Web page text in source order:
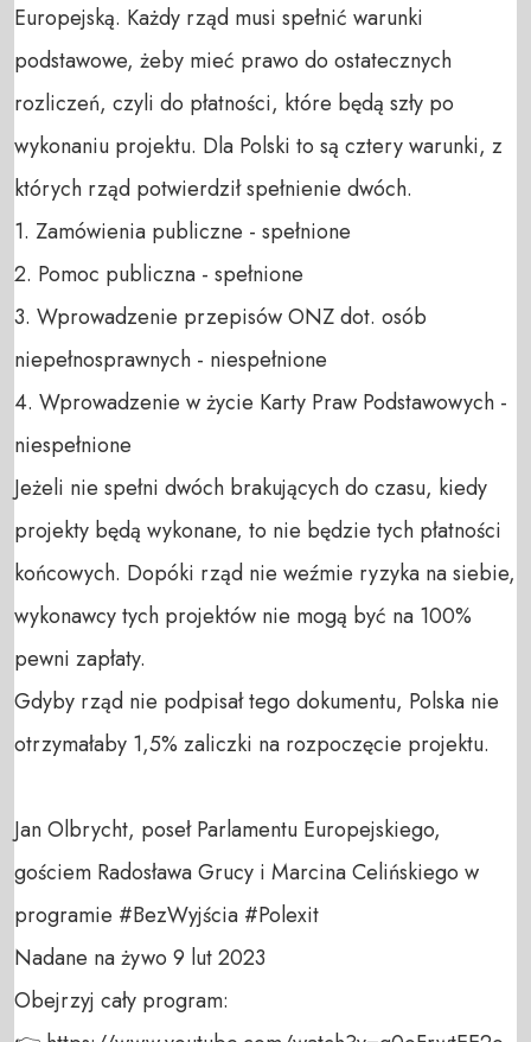
Europejską. Każdy rząd musi spełnić warunki
podstawowe, żeby mieć prawo do ostatecznych
rozliczeń, czyli do płatności, które będą szły po
wykonaniu projektu. Dla Polski to są cztery warunki, z
których rząd potwierdził spełnienie dwóch.
1. Zamówienia publiczne - spełnione
2. Pomoc publiczna - spełnione
3. Wprowadzenie przepisów ONZ dot. osób
niepełnosprawnych - niespełnione
4. Wprowadzenie w życie Karty Praw Podstawowych -
niespełnione
Jeżeli nie spełni dwóch brakujących do czasu, kiedy
projekty będą wykonane, to nie będzie tych płatności
końcowych. Dopóki rząd nie weźmie ryzyka na siebie,
wykonawcy tych projektów nie mogą być na 100%
pewni zapłaty.
Gdyby rząd nie podpisał tego dokumentu, Polska nie
otrzymałaby 1,5% zaliczki na rozpoczęcie projektu.
Jan Olbrycht, poseł Parlamentu Europejskiego,
gościem Radosława Grucy i Marcina Celińskiego w
programie #BezWyjścia #Polexit
Nadane na żywo 9 lut 2023
Obejrzyj cały program: